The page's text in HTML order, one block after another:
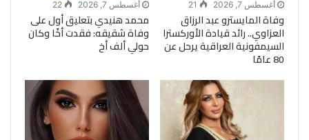
أغسطس 7, 2026 21
وفاة المايسترو عبد الرزاق
العزاوي.. رائد قيادة الأوركسترا
السيمفونية العراقية يرحل عن
80 عامًا
أغسطس 7, 2026 22
محمد هنيدي بتعليق أول على
وفاة شقيقه: فقدت أخًا وكان
حولي ألف أخ